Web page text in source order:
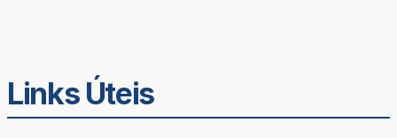
Links Úteis